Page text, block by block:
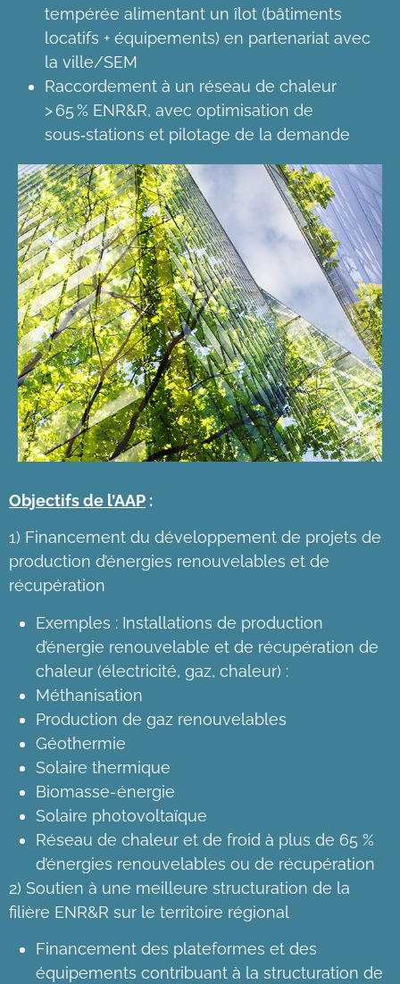
tempérée alimentant un îlot (bâtiments
locatifs + équipements) en partenariat avec
la ville/SEM
Raccordement à un réseau de chaleur
> 65 % ENR&R, avec optimisation de
sous‑stations et pilotage de la demande
Objectifs de l’AAP :
1) Financement du développement de projets de
production d’énergies renouvelables et de
récupération
Exemples : Installations de production
d’énergie renouvelable et de récupération de
chaleur (électricité, gaz, chaleur) :
Méthanisation
Production de gaz renouvelables
Géothermie
Solaire thermique
Biomasse-énergie
Solaire photovoltaïque
Réseau de chaleur et de froid à plus de 65 %
d’énergies renouvelables ou de récupération
2) Soutien à une meilleure structuration de la
filière ENR&R sur le territoire régional
Financement des plateformes et des
équipements contribuant à la structuration de